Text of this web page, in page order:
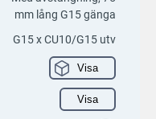
mm lång G15 gänga
G15 x CU10/G15 utv
Visa
Visa